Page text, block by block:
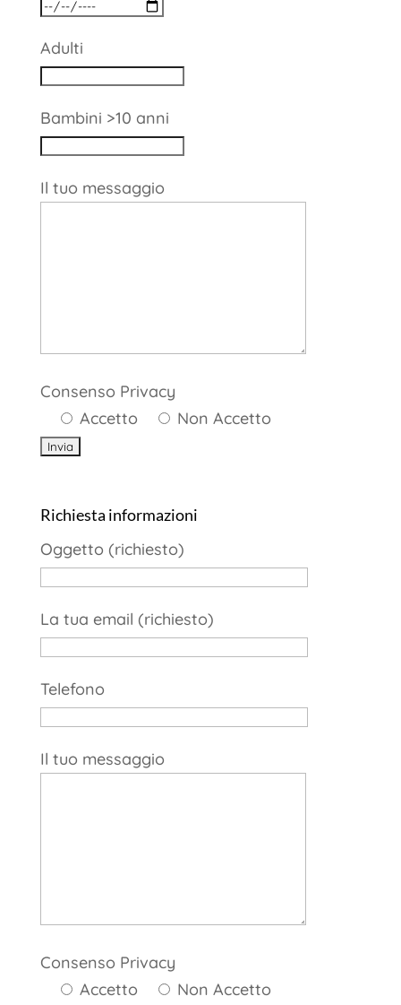
Adulti
Bambini >10 anni
Il tuo messaggio
Consenso Privacy
Accetto
Non Accetto
Richiesta informazioni
Oggetto (richiesto)
La tua email (richiesto)
Telefono
Il tuo messaggio
Consenso Privacy
Accetto
Non Accetto